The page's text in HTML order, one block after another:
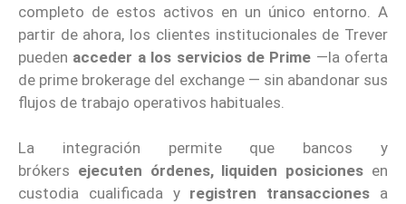
completo de estos activos en un único entorno. A
partir de ahora, los clientes institucionales de Trever
pueden acceder a los servicios de Prime —la oferta
de prime brokerage del exchange — sin abandonar sus
flujos de trabajo operativos habituales.
La integración permite que bancos y
brókers ejecuten órdenes, liquiden posiciones en
custodia cualificada y registren transacciones a